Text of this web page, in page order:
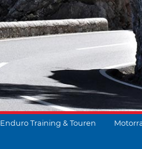
Enduro Training & Touren